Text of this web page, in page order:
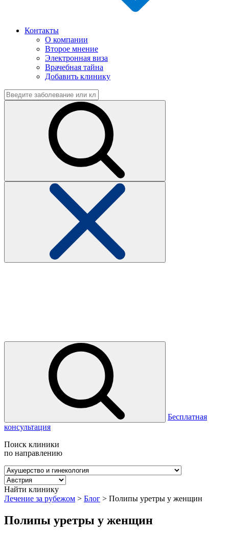
Контакты
О компании
Второе мнение
Электронная виза
Врачебная тайна
Добавить клинику
Бесплатная
консультация
Поиск клиники
по направлению
Найти клинику
Лечение за рубежом > Блог > Полипы уретры у женщин
Полипы уретры у женщин